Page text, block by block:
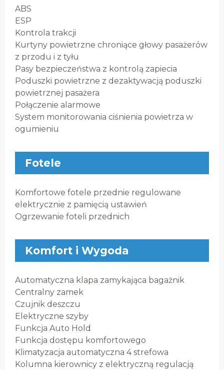
ABS
ESP
Kontrola trakcji
Kurtyny powietrzne chroniące głowy pasażerów
z przodu i z tyłu
Pasy bezpieczeństwa z kontrolą zapiecia
Poduszki powietrzne z dezaktywacją poduszki
powietrznej pasażera
Połączenie alarmowe
System monitorowania ciśnienia powietrza w
ogumieniu
Fotele
Komfortowe fotele przednie regulowane
elektrycznie z pamięcią ustawień
Ogrzewanie foteli przednich
Komfort i Wygoda
Automatyczna klapa zamykająca bagażnik
Centralny zamek
Czujnik deszczu
Elektryczne szyby
Funkcja Auto Hold
Funkcja dostępu komfortowego
Klimatyzacja automatyczna 4 strefowa
Kolumna kierownicy z elektryczną regulacją